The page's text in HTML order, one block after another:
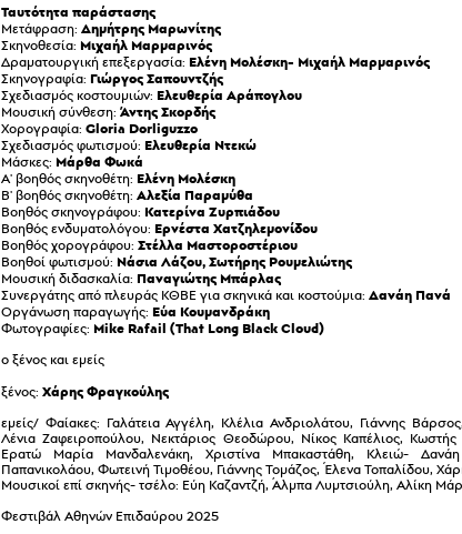
Ταυτότητα παράστασης
Μετάφραση: Δημήτρης Μαρωνίτης
Σκηνοθεσία: Μιχαήλ Μαρμαρινός
Δραματουργική επεξεργασία: Ελένη Μολέσκη- Μιχαήλ Μαρμαρινός
Σκηνογραφία: Γιώργος Σαπουντζής
Σχεδιασμός κοστουμιών: Ελευθερία Αράπογλου
Μουσική σύνθεση: Άντης Σκορδής
Χορογραφία: Gloria Dorliguzzo
Σχεδιασμός φωτισμού: Ελευθερία Ντεκώ
Μάσκες: Μάρθα Φωκά
Α' βοηθός σκηνοθέτη: Ελένη Μολέσκη
Β' βοηθός σκηνοθέτη: Αλεξία Παραμύθα
Βοηθός σκηνογράφου: Kατερίνα Ζυρπιάδου
Βοηθός ενδυματολόγου: Ερνέστα Χατζηλεμονίδου
Βοηθός χορογράφου: Στέλλα Μαστοροστέριου
Βοηθοί φωτισμού: Νάσια Λάζου, Σωτήρης Ρουμελιώτης
Μουσική διδασκαλία: Παναγιώτης Μπάρλας
Συνεργάτης από πλευράς ΚΘΒΕ για σκηνικά και κοστούμια: Δανάη Πανά
Oργάνωση παραγωγής: Εύα Κουμανδράκη
Φωτογραφίες: Mike Rafail (That Long Black Cloud)
ο ξένος και εμείς
ξένος: Χάρης Φραγκούλης
εμείς/ Φαίακες: Γαλάτεια Αγγέλη, Κλέλια Ανδριολάτου, Γιάννης
Λένια Ζαφειροπούλου, Νεκτάριος Θεοδώρου, Νίκος Καπέλιος, Κωστής
Ερατώ Μαρία Μανδαλενάκη, Χριστίνα Μπακαστάθη, Κλειώ-
Παπανικολάου, Φωτεινή Τιμοθέου, Γιάννης Τομάζος, Έλενα Τοπαλίδου,
Μουσικοί επί σκηνής- τσέλο: Εύη Καζαντζή, Άλμπα Λυμτσιούλη, Αλίκη
Φεστιβάλ Αθηνών Επιδαύρου 2025